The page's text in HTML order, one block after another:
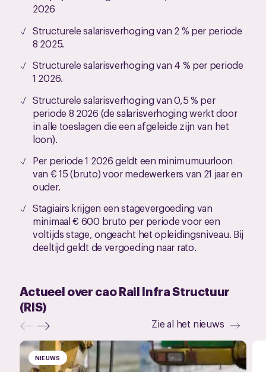
2026
Structurele salarisverhoging van 2 % per periode
8 2025.
Structurele salarisverhoging van 4 % per periode
1 2026.
Structurele salarisverhoging van 0,5 % per
periode 8 2026 (de salarisverhoging werkt door
in alle toeslagen die een afgeleide zijn van het
loon).
Per periode 1 2026 geldt een minimumuurloon
van € 15 (bruto) voor medewerkers van 21 jaar en
ouder.
Stagiairs krijgen een stagevergoeding van
minimaal € 600 bruto per periode voor een
voltijds stage, ongeacht het opleidingsniveau. Bij
deeltijd geldt de vergoeding naar rato.
Actueel over cao Rail Infra Structuur
(RIS)
Zie al het nieuws
NIEUWS